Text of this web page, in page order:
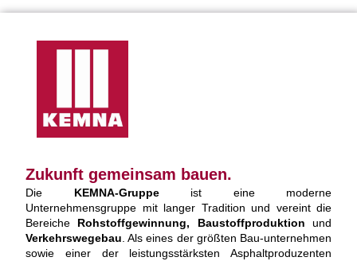
Zukunft gemeinsam bauen.
Die KEMNA-Gruppeist eine moderne
Unternehmensgruppe mit langer Tradition und vereint die
Bereiche Rohstoffgewinnung, Baustoffproduktionund
Verkehrswegebau. Als eines der größten Bau-unternehmen
sowie einer der leistungsstärksten Asphaltproduzenten